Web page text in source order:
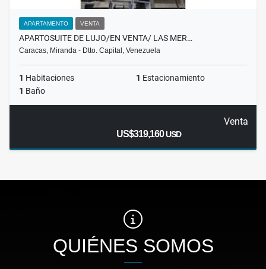
APARTAMENTO VENTA
APARTOSUITE DE LUJO/EN VENTA/ LAS MER…
Caracas, Miranda - Dtto. Capital, Venezuela
1 Habitaciones 1 Estacionamiento
1 Baño
Venta
US$319,160USD
QUIÉNES SOMOS